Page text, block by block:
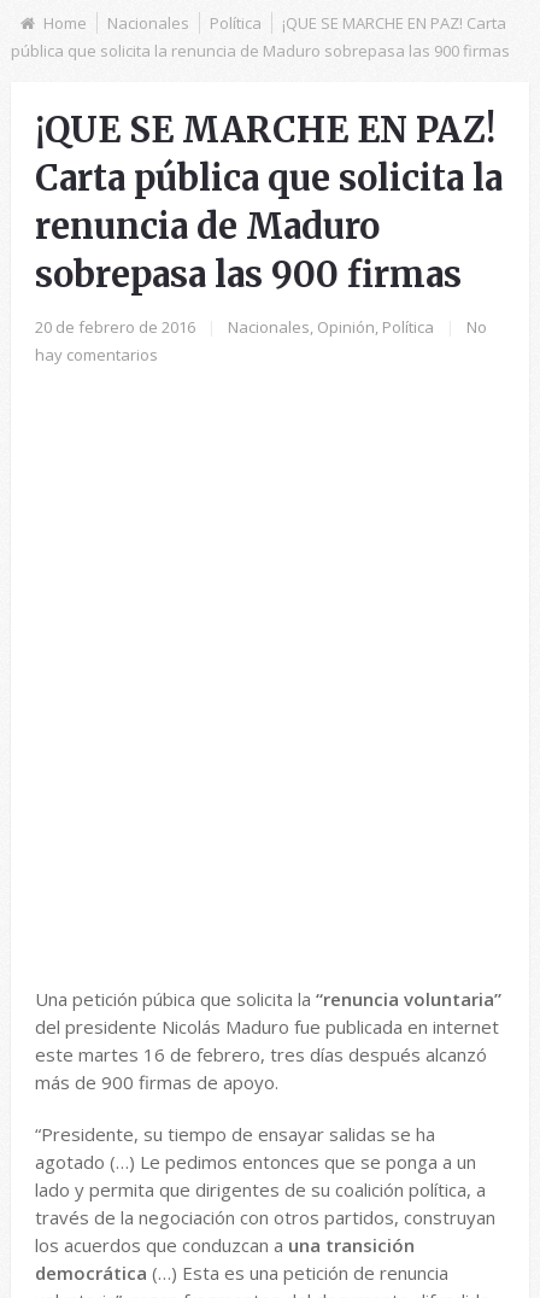
Home Nacionales Política
¡QUE SE MARCHE EN PAZ! Carta
pública que solicita la renuncia de Maduro sobrepasa las 900 firmas
¡QUE SE MARCHE EN PAZ!
Carta pública que solicita la
renuncia de Maduro
sobrepasa las 900 firmas
20 de febrero de 2016 Nacionales, Opinión, Política
No
hay comentarios
Una petición púbica que solicita la “renuncia voluntaria”
del presidente Nicolás Maduro fue publicada en internet
este martes 16 de febrero, tres días después alcanzó
más de 900 firmas de apoyo.
“Presidente, su tiempo de ensayar salidas se ha
agotado (…) Le pedimos entonces que se ponga a un
lado y permita que dirigentes de su coalición política, a
través de la negociación con otros partidos, construyan
los acuerdos que conduzcan a una transición
democrática (…) Esta es una petición de renuncia